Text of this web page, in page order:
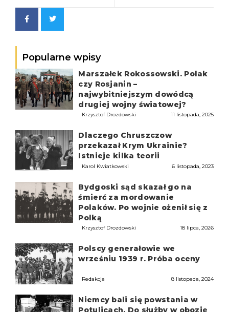
Popularne wpisy
Marszałek Rokossowski. Polak
czy Rosjanin –
najwybitniejszym dowódcą
drugiej wojny światowej?
Krzysztof Drozdowski 11 listopada, 2025
Dlaczego Chruszczow
przekazał Krym Ukrainie?
Istnieje kilka teorii
Karol Kwiatkowski 6 listopada, 2023
Bydgoski sąd skazał go na
śmierć za mordowanie
Polaków. Po wojnie ożenił się z
Polką
Krzysztof Drozdowski 18 lipca, 2026
Polscy generałowie we
wrześniu 1939 r. Próba oceny
Redakcja 8 listopada, 2024
Niemcy bali się powstania w
Potulicach. Do służby w obozie